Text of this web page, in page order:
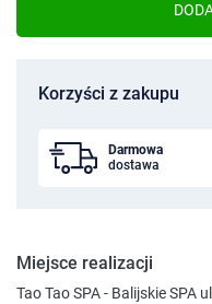
Korzyści z zakupu
Darmowa
dostawa
Miejsce realizacji
Tao Tao SPA - Balijskie